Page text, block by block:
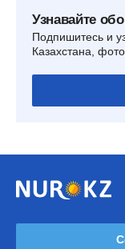
Узнавайте
Подпишитесь и
Казахстана,